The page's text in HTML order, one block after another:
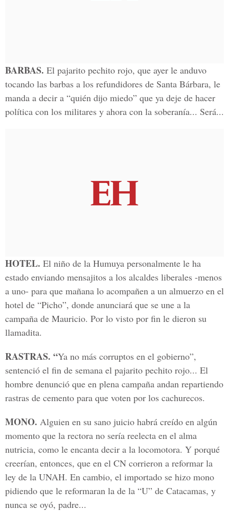
BARBAS. El pajarito pechito rojo, que ayer le anduvo
tocando las barbas a los refundidores de Santa Bárbara, le
manda a decir a “quién dijo miedo” que ya deje de hacer
política con los militares y ahora con la soberanía... Será...
HOTEL. El niño de la Humuya personalmente le ha
estado enviando mensajitos a los alcaldes liberales -menos
a uno- para que mañana lo acompañen a un almuerzo en el
hotel de “Picho”, donde anunciará que se une a la
campaña de Mauricio. Por lo visto por fin le dieron su
llamadita.
RASTRAS. “Ya no más corruptos en el gobierno”,
sentenció el fin de semana el pajarito pechito rojo... El
hombre denunció que en plena campaña andan repartiendo
rastras de cemento para que voten por los cachurecos.
MONO. Alguien en su sano juicio habrá creído en algún
momento que la rectora no sería reelecta en el alma
nutricia, como le encanta decir a la locomotora. Y porqué
creerían, entonces, que en el CN corrieron a reformar la
ley de la UNAH. En cambio, el importado se hizo mono
pidiendo que le reformaran la de la “U” de Catacamas, y
nunca se oyó, padre...